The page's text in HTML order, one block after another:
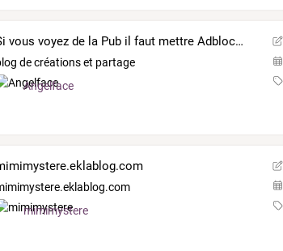
Si vous voyez de la Pub il faut mettre Adblock Plus
de créations et partage
Angelface
mimimystere